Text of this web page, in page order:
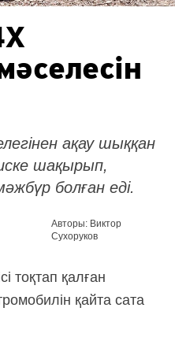
ақау шыққан
шақырып,
болған еді.
Авторы: Виктор
Сухоруков
тоқтап қалған
қайта сата